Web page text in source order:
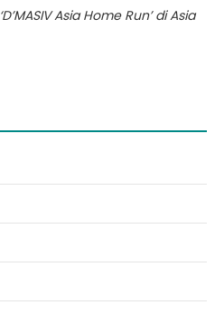
Asia Home Run’ di Asia